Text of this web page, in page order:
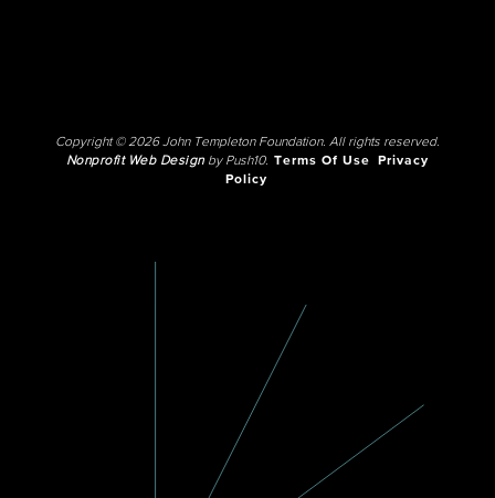
Copyright © 2026 John Templeton Foundation. All rights reserved.
Nonprofit Web Designby Push10. Terms Of Use
Privacy
Policy